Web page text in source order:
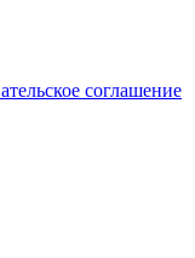
соглашение